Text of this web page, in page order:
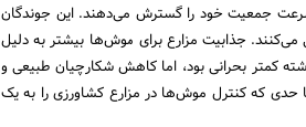
جمعیت خود را گسترش می‌دهند. این جوندگان
می‌کنند. جذابیت مزارع برای موش‌ها بیشتر به دلیل
کمتر بحرانی بود، اما کاهش شکارچیان طبیعی و
که کنترل موش‌ها در مزارع کشاورزی را به یک